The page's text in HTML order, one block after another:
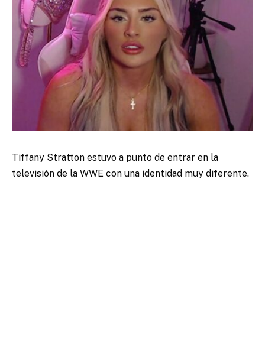
Tiffany Stratton estuvo a punto de entrar en la
televisión de la WWE con una identidad muy diferente.